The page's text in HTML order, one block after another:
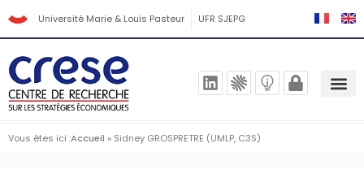
Université Marie & Louis Pasteur UFR SJEPG
Vous êtes ici :Accueil » Sidney GROSPRETRE (UMLP, C3S)